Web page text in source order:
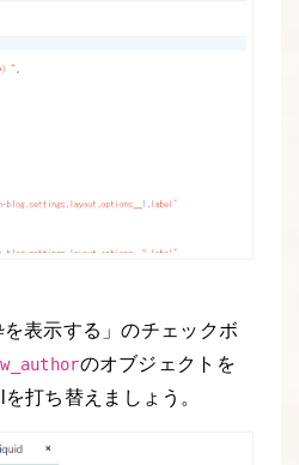
表示する」のチェックボ
のオブジェクトを
打ち替えましょう。